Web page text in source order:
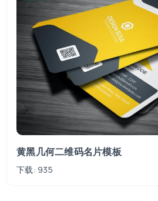
黄黑几何二维码名片模板
下载: 935